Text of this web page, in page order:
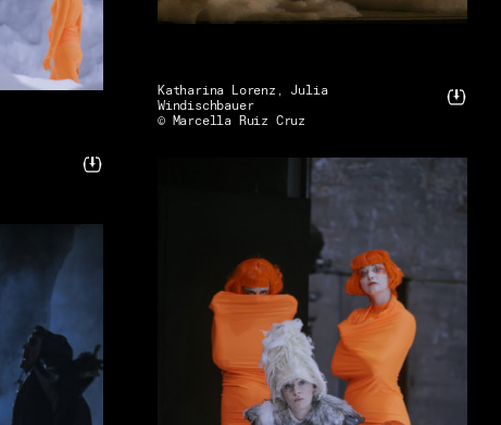
Katharina Lorenz, Julia
Windischbauer
© Marcella Ruiz Cruz